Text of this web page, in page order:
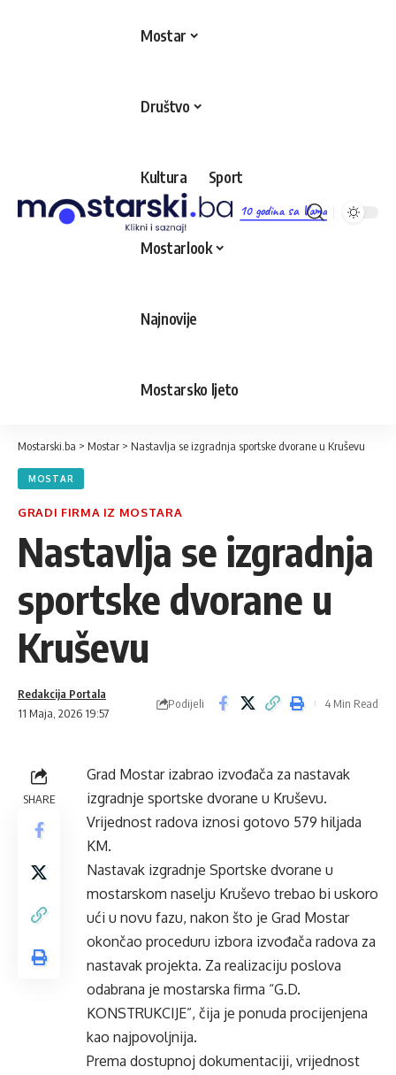
10 godina sa Vama
Mostar
Društvo
Kultura Sport
Mostarlook
Najnovije
Mostarsko ljeto
Mostarski.ba > Mostar > Nastavlja se izgradnja sportske dvorane u Kruševu
MOSTAR
GRADI FIRMA IZ MOSTARA
Nastavlja se izgradnja
sportske dvorane u
Kruševu
11 Maja, 2026 19:57
Redakcija Portala
Podijeli 4 Min Read
SHARE
Grad Mostar izabrao izvođača za nastavak
izgradnje sportske dvorane u Kruševu.
Vrijednost radova iznosi gotovo 579 hiljada
KM.
Nastavak izgradnje Sportske dvorane u
mostarskom naselju Kruševo trebao bi uskoro
ući u novu fazu, nakon što je Grad Mostar
okončao proceduru izbora izvođača radova za
nastavak projekta. Za realizaciju poslova
odabrana je mostarska firma “G.D.
KONSTRUKCIJE”, čija je ponuda procijenjena
kao najpovoljnija.
Prema dostupnoj dokumentaciji, vrijednost